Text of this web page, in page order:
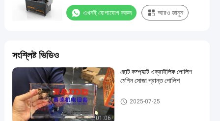
এখনই যোগাযোগ করুন আরও জানুন
সংশ্লিষ্ট ভিডিও
01:06
ছোট কম্প্যাক্ট এক্রাইলিক পোলিশ
মেশিন সোজা প্রান্ত পোলিশ
এক্রাইলিক পলিশিং মেশিন
2025-07-25